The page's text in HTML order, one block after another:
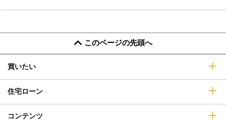
このページの先頭へ
買いたい
住宅ローン
コンテンツ